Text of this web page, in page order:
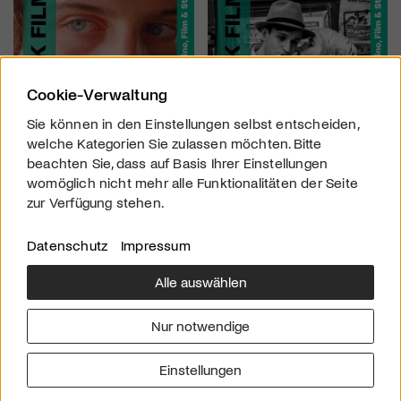
Über uns
Downloads
Werben
Impressum
Cookie-Verwaltung
Sie können in den Einstellungen selbst entscheiden,
welche Kategorien Sie zulassen möchten. Bitte
beachten Sie, dass auf Basis Ihrer Einstellungen
womöglich nicht mehr alle Funktionalitäten der Seite
zur Verfügung stehen.
Datenschutz Impressum
Alle auswählen
Nur notwendige
Einstellungen